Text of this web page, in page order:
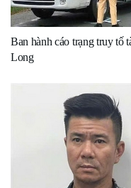
Ban hành cáo trạng truy tố
Long